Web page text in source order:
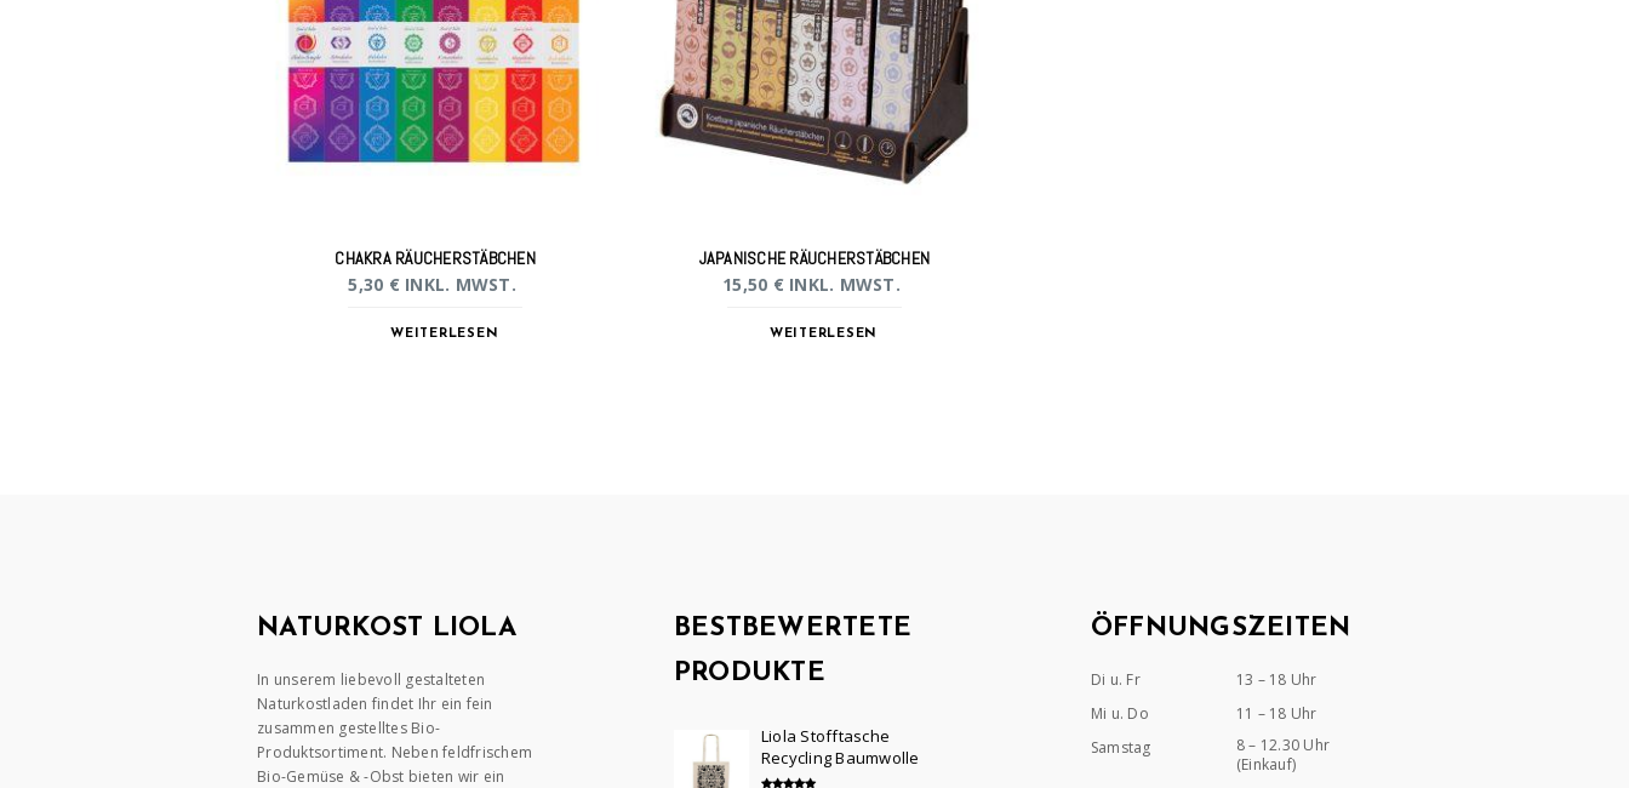
CHAKRA RÄUCHERSTÄBCHEN
5,30 € INKL. MWST.
WEITERLESEN
JAPANISCHE RÄUCHERSTÄBCHEN
15,50 € INKL. MWST.
WEITERLESEN
NATURKOST LIOLA
In unserem liebevoll gestalteten
Naturkostladen findet Ihr ein fein
zusammen gestelltes Bio-
Produktsortiment. Neben feldfrischem
Bio-Gemüse & -Obst bieten wir ein
BESTBEWERTETE
PRODUKTE
Liola Stofftasche
Recycling Baumwolle
ÖFFNUNGSZEITEN
Di u. Fr
13 – 18 Uhr
Mi u. Do
11 – 18 Uhr
Samstag
8 – 12.30 Uhr
(Einkauf)